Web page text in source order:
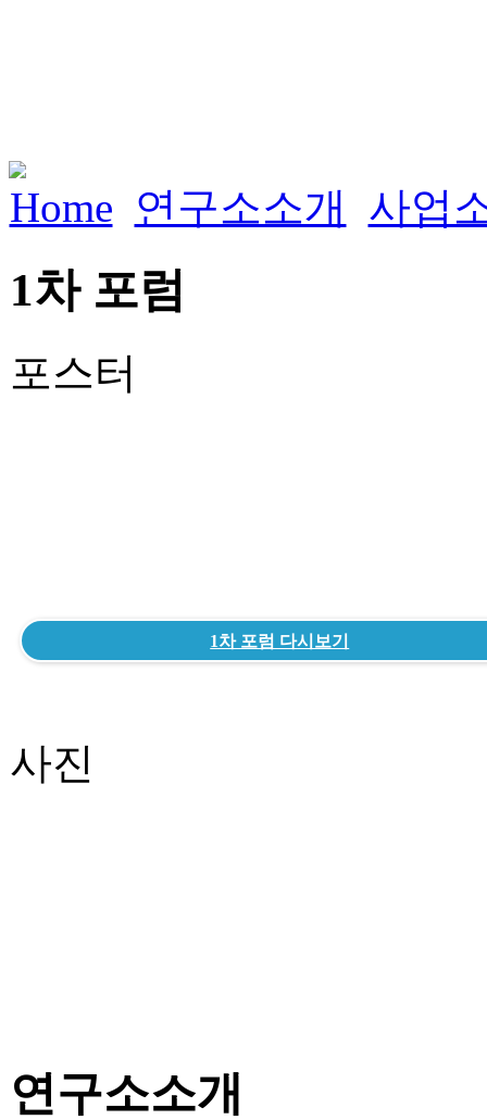
Home 연구소소개 사업
1차 포럼
포스터
1차 포럼 다시보기
사진
연구소소개